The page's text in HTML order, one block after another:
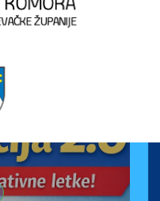
2.0 – PREUZMITE